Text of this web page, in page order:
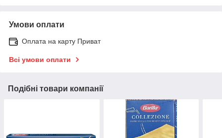
Умови оплати
Оплата на карту Приват
Всі умови оплати
Подібні товари компанії